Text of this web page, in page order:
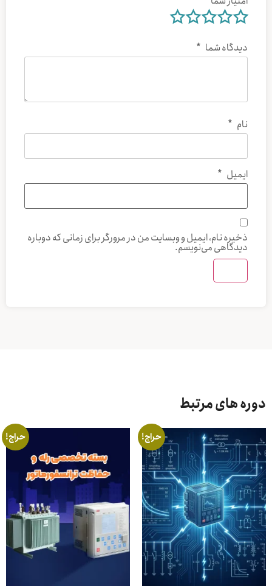
دیدگاه شما *
نام *
ایمیل *
ذخیره نام، ایمیل و وبسایت من در مرورگر برای زمانی که دوباره
دیدگاهی می‌نویسم.
دوره های مرتبط
حراج! حراج!